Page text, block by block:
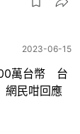
2023-06-15
萬台幣 台
民咁回應